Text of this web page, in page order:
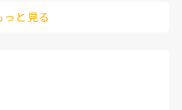
まってるのではないかと不安に
経験からお話されることでも
思いますよ。
と見る